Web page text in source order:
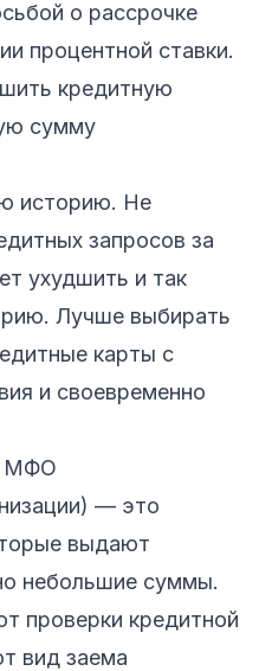
о рассрочке
процентной ставки.
кредитную
сумму
историю. Не
запросов за
ухудшить и так
Лучше выбирать
карты с
и своевременно
МФО
— это
выдают
небольшие суммы.
проверки кредитной
вид заема